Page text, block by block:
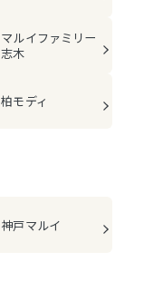
マルイファミリー
志木
柏モディ
神戸マルイ